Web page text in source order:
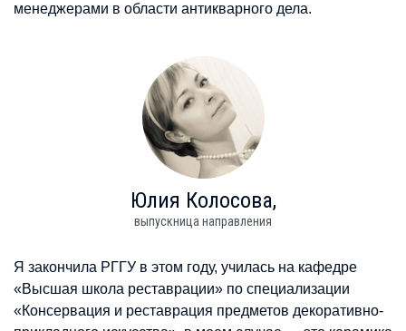
менеджерами в области антикварного дела.
Юлия Колосова,
выпускница направления
Я закончила РГГУ в этом году, училась на кафедре
«Высшая школа реставрации» по специализации
«Консервация и реставрация предметов декоративно-